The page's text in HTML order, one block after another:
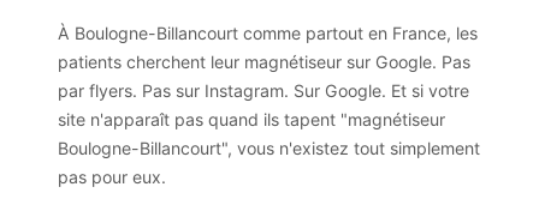
À Boulogne-Billancourt comme partout en France, les
patients cherchent leur magnétiseur sur Google. Pas
par flyers. Pas sur Instagram. Sur Google. Et si votre
site n'apparaît pas quand ils tapent "magnétiseur
Boulogne-Billancourt", vous n'existez tout simplement
pas pour eux.